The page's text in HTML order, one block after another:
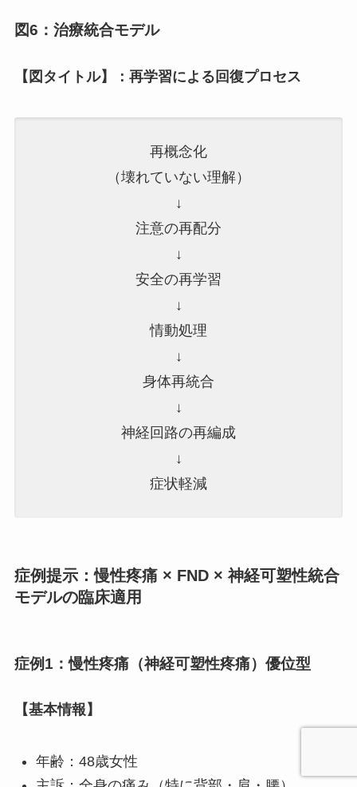
図6：治療統合モデル
【図タイトル】：再学習による回復プロセス
再概念化
（壊れていない理解）
↓
注意の再配分
↓
安全の再学習
↓
情動処理
↓
身体再統合
↓
神経回路の再編成
↓
症状軽減
症例提示：慢性疼痛 × FND × 神経可塑性統合
モデルの臨床適用
症例1：慢性疼痛（神経可塑性疼痛）優位型
【基本情報】
年齢：48歳女性